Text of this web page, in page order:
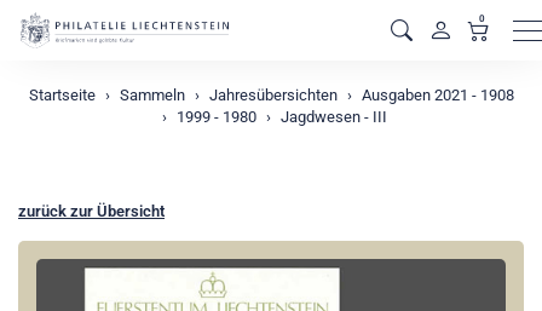
0
Startseite Sammeln Jahresübersichten
Ausgaben 2021 - 1908
1999 - 1980
Jagdwesen - III
zurück zur Übersicht